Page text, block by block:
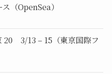
（OpenSea）
20 3/13 – 15（東京国際フ